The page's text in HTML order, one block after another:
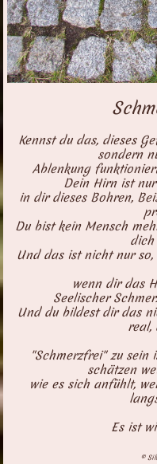
Kennst du das, dieses
sondern
Ablenkung
Dein Hirn ist
in dir dieses Bohren,
Du bist kein Mensch
Und das ist nicht nur
wenn dir das
Seelischer
Und du bildest dir das
real,
"Schmerzfrei" zu sein
schätzen
wie es sich anfühlt,
Es ist
©